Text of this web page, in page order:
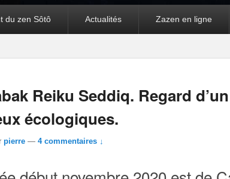
du zen Sôtô Actualités Zazen en ligne
Reiku Seddiq. Regard
écologiques.
pierre — 4 commentaires ↓